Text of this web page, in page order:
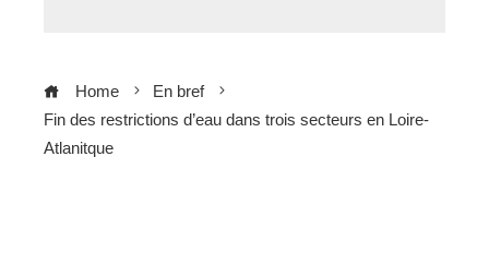
Home
En bref
Fin des restrictions d’eau dans trois secteurs en Loire-
Atlanitque